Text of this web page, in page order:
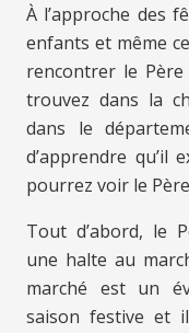
À l’approche des
enfants et même
rencontrer le
trouvez dans la
dans le
d’apprendre qu’il
pourrez voir le
Tout d’abord, le
une halte au
marché est un
saison festive et